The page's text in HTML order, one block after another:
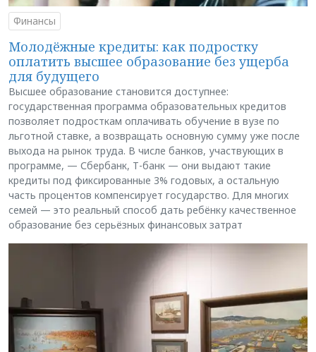
Финансы
Молодёжные кредиты: как подростку
оплатить высшее образование без ущерба
для будущего
Высшее образование становится доступнее:
государственная программа образовательных кредитов
позволяет подросткам оплачивать обучение в вузе по
льготной ставке, а возвращать основную сумму уже после
выхода на рынок труда. В числе банков, участвующих в
программе, — Сбербанк, Т-банк — они выдают такие
кредиты под фиксированные 3% годовых, а остальную
часть процентов компенсирует государство. Для многих
семей — это реальный способ дать ребёнку качественное
образование без серьёзных финансовых затрат